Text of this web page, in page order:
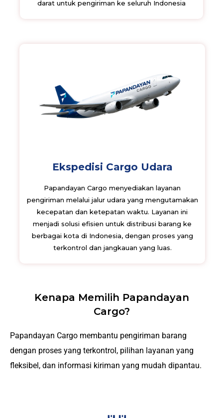
darat untuk pengiriman ke seluruh Indonesia
Ekspedisi Cargo Udara
Papandayan Cargo menyediakan layanan
pengiriman melalui jalur udara yang mengutamakan
kecepatan dan ketepatan waktu. Layanan ini
menjadi solusi efisien untuk distribusi barang ke
berbagai kota di Indonesia, dengan proses yang
terkontrol dan jangkauan yang luas.
Kenapa Memilih Papandayan
Cargo?
Papandayan Cargo membantu pengiriman barang
dengan proses yang terkontrol, pilihan layanan yang
fleksibel, dan informasi kiriman yang mudah dipantau.